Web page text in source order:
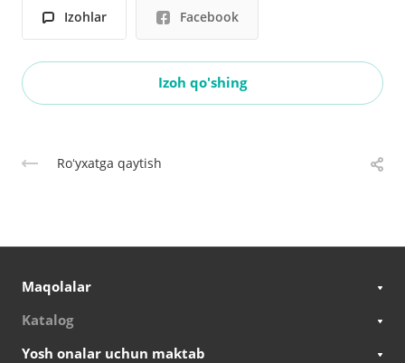
Izohlar Facebook
Izoh qo'shing
Roʻyxatga qaytish
Maqolalar
Katalog
Yosh onalar uchun maktab